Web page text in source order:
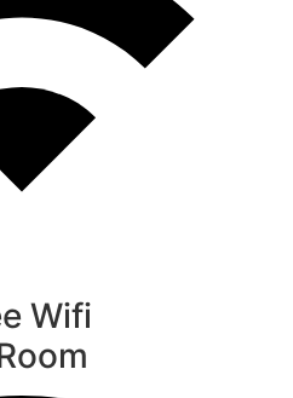
Wifi